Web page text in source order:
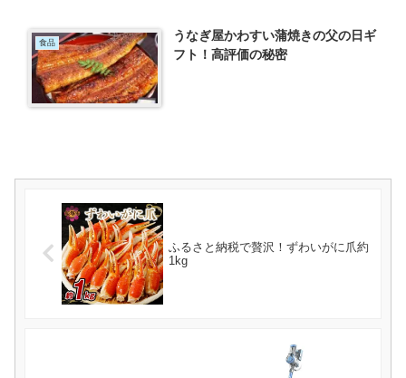
食品
うなぎ屋かわすい蒲焼きの父の日ギ
フト！高評価の秘密
ふるさと納税で贅沢！ずわいがに爪約
1kg